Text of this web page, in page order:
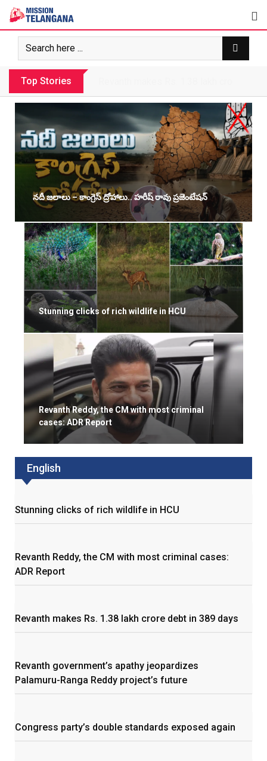
Top Stories
నదీ జలాలు – కాంగ్రెస్ ద్రోహాలు.. హరీష్ రావు ప్రజెంటేషన్
Stunning clicks of rich wildlife in HCU
Revanth Reddy, the CM with most criminal
cases: ADR Report
English
Stunning clicks of rich wildlife in HCU
Revanth Reddy, the CM with most criminal cases:
ADR Report
Revanth makes Rs. 1.38 lakh crore debt in 389 days
Revanth government’s apathy jeopardizes
Palamuru-Ranga Reddy project’s future
Congress party’s double standards exposed again